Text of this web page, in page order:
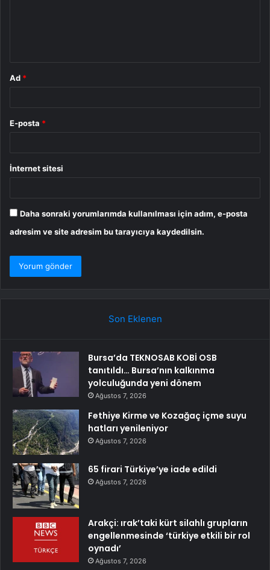
Ad *
E-posta *
İnternet sitesi
Daha sonraki yorumlarımda kullanılması için adım, e-posta
adresim ve site adresim bu tarayıcıya kaydedilsin.
Son Eklenen
Bursa’da TEKNOSAB KOBİ OSB
tanıtıldı… Bursa’nın kalkınma
yolculuğunda yeni dönem
Ağustos 7, 2026
Fethiye Kirme ve Kozağaç içme suyu
hatları yenileniyor
Ağustos 7, 2026
65 firari Türkiye’ye iade edildi
Ağustos 7, 2026
Arakçi: ırak’taki kürt silahlı grupların
engellenmesinde ‘türkiye etkili bir rol
oynadı’
Ağustos 7, 2026